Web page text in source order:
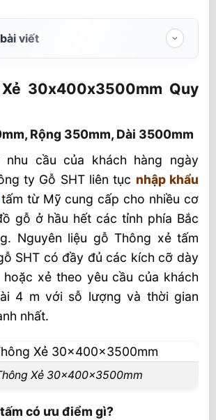
viết
Dày 30mm, Rộng 350mm, Dài
xẻ tấm có ưu điểm gì?
xẻ tấm nhập khẩu và Xẻ Trong
nội thất
gỗ tại SHT VIỆT NAM
30x400x3500mm Quy
Rộng 350mm, Dài 3500mm
cầu của khách hàng ngày
ty Gỗ SHT liên tục nhập khẩu
tấm từ Mỹ cung cấp cho nhiều cơ
gỗ ở hầu hết các tỉnh phía Bắc
Nguyên liệu gỗ Thông xẻ tấm
SHT có đầy đủ các kích cỡ dày
xẻ theo yêu cầu của khách
4 m với sỗ lượng và thời gian
nhất.
Xẻ 30x400x3500mm
có ưu điểm gì?